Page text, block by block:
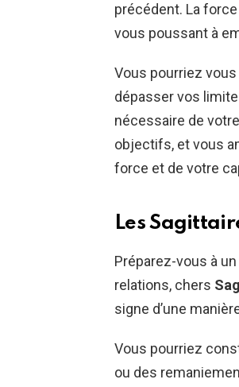
précédent. La
vous poussant à
Vous pourriez
dépasser vos
nécessaire de
objectifs, et vous
force et de votre
Les
Préparez-vous à
relations, chers
signe d’une
Vous pourriez
ou des